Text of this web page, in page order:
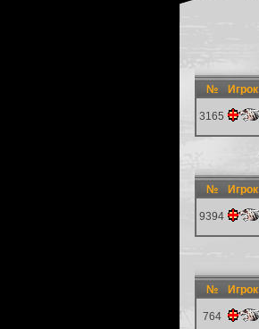
№ Игрок
3165
№ Игрок
9394
№ Игрок
764